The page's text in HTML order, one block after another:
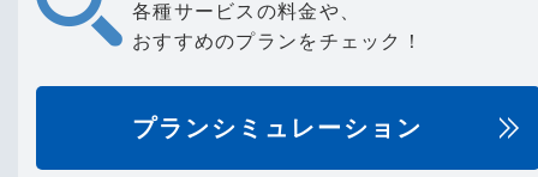
各種サービスの料金や、
おすすめのプランをチェック！
プランシミュレーション